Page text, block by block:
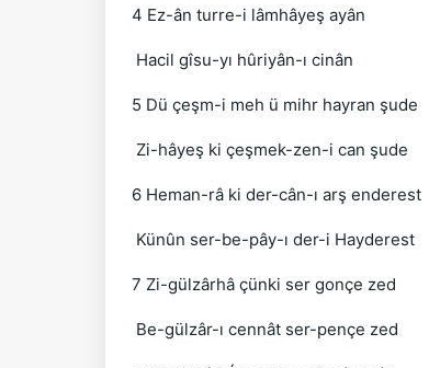
4 Ez-ân turre-i lâmhâyeş ayân
Hacil gîsu-yı hûriyân-ı cinân
5 Dü çeşm-i meh ü mihr hayran şude
Zi-hâyeş ki çeşmek-zen-i can şude
6 Heman-râ ki der-cân-ı arş enderest
Künûn ser-be-pây-ı der-i Hayderest
7 Zi-gülzârhâ çünki ser gonçe zed
Be-gülzâr-ı cennât ser-pençe zed